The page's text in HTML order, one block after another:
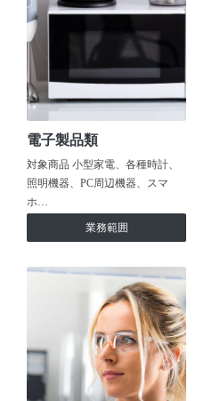
電子製品類
対象商品 小型家電、各種時計、
照明機器、PC周辺機器、スマ
ホ…
業務範囲